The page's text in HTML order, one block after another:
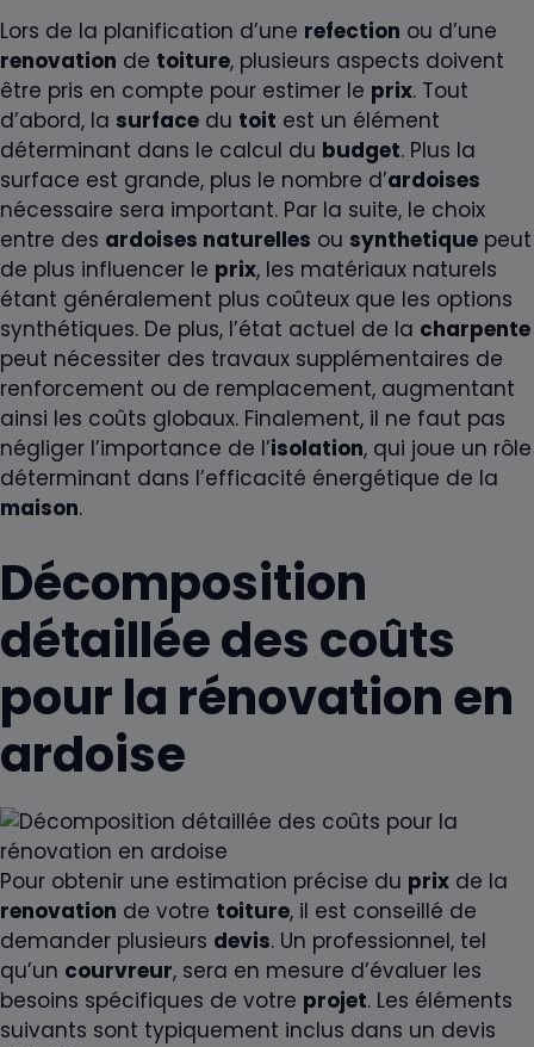
Lors de la planification d’une refection ou d’une
renovation de toiture, plusieurs aspects doivent
être pris en compte pour estimer le prix. Tout
d’abord, la surface du toit est un élément
déterminant dans le calcul du budget. Plus la
surface est grande, plus le nombre d’ardoises
nécessaire sera important. Par la suite, le choix
entre des ardoises naturelles ou synthetique peut
de plus influencer le prix, les matériaux naturels
étant généralement plus coûteux que les options
synthétiques. De plus, l’état actuel de la charpente
peut nécessiter des travaux supplémentaires de
renforcement ou de remplacement, augmentant
ainsi les coûts globaux. Finalement, il ne faut pas
négliger l’importance de l’isolation, qui joue un rôle
déterminant dans l’efficacité énergétique de la
maison.
Décomposition
détaillée des coûts
pour la rénovation en
ardoise
Pour obtenir une estimation précise du prix de la
renovation de votre toiture, il est conseillé de
demander plusieurs devis. Un professionnel, tel
qu’un courvreur, sera en mesure d’évaluer les
besoins spécifiques de votre projet. Les éléments
suivants sont typiquement inclus dans un devis